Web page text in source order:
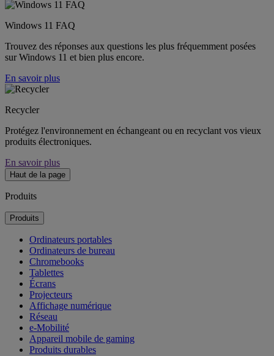
Windows 11 FAQ
Trouvez des réponses aux questions les plus fréquemment posées
sur Windows 11 et bien plus encore.
En savoir plus
Recycler
Protégez l'environnement en échangeant ou en recyclant vos vieux
produits électroniques.
En savoir plus
Haut de la page
Produits
Produits
Ordinateurs portables
Ordinateurs de bureau
Chromebooks
Tablettes
Écrans
Projecteurs
Affichage numérique
Réseau
e-Mobilité
Appareil mobile de gaming
Produits durables